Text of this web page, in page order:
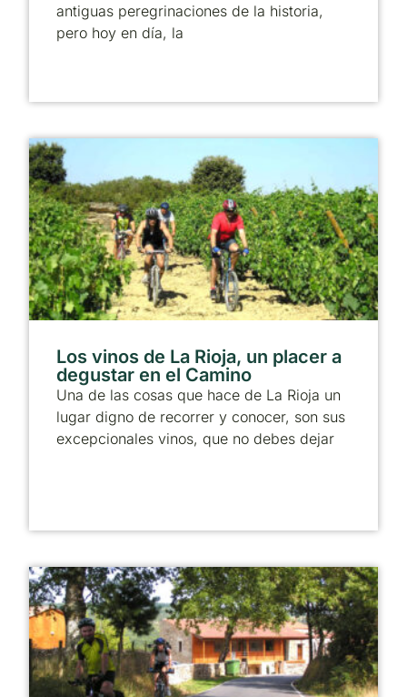
antiguas peregrinaciones de la historia,
pero hoy en día, la
Los vinos de La Rioja, un placer a
degustar en el Camino
Una de las cosas que hace de La Rioja un
lugar digno de recorrer y conocer, son sus
excepcionales vinos, que no debes dejar